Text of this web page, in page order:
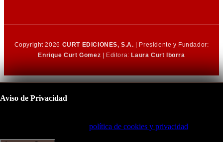
Copyright 2026 CURT EDICIONES, S.A. | Presidente y Fundador:
Enrique Curt Gomez | Editora: Laura Curt Iborra
Aviso de Privacidad
política de cookies y privacidad